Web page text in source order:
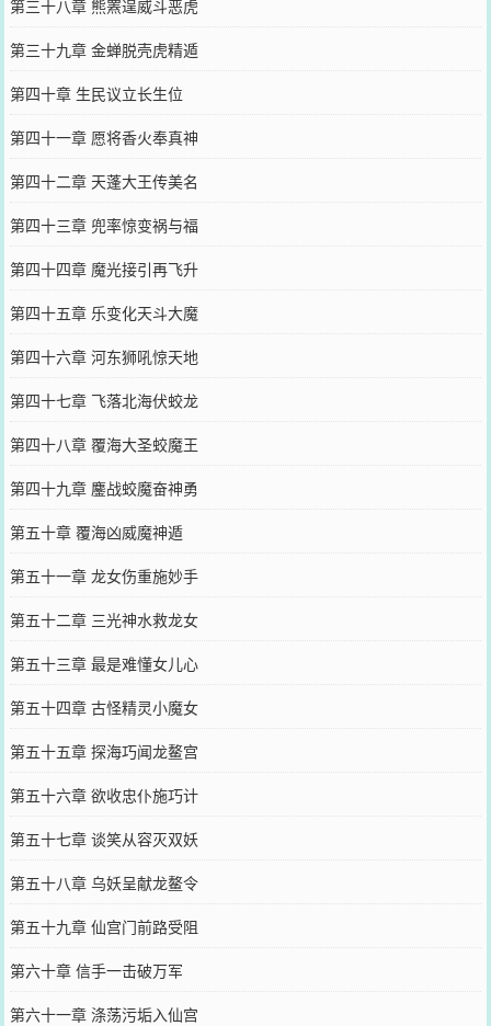
第三十八章 熊罴逞威斗恶虎
第三十九章 金蝉脱壳虎精遁
第四十章 生民议立长生位
第四十一章 愿将香火奉真神
第四十二章 天蓬大王传美名
第四十三章 兜率惊变祸与福
第四十四章 魔光接引再飞升
第四十五章 乐变化天斗大魔
第四十六章 河东狮吼惊天地
第四十七章 飞落北海伏蛟龙
第四十八章 覆海大圣蛟魔王
第四十九章 鏖战蛟魔奋神勇
第五十章 覆海凶威魔神遁
第五十一章 龙女伤重施妙手
第五十二章 三光神水救龙女
第五十三章 最是难懂女儿心
第五十四章 古怪精灵小魔女
第五十五章 探海巧闻龙鳌宫
第五十六章 欲收忠仆施巧计
第五十七章 谈笑从容灭双妖
第五十八章 乌妖呈献龙鳌令
第五十九章 仙宫门前路受阻
第六十章 信手一击破万军
第六十一章 涤荡污垢入仙宫